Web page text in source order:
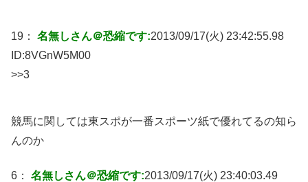
19： 名無しさん＠恐縮です:2013/09/17(火) 23:42:55.98
ID:8VGnW5M00
>>3
競馬に関しては東スポが一番スポーツ紙で優れてるの知ら
んのか
6： 名無しさん＠恐縮です:2013/09/17(火) 23:40:03.49